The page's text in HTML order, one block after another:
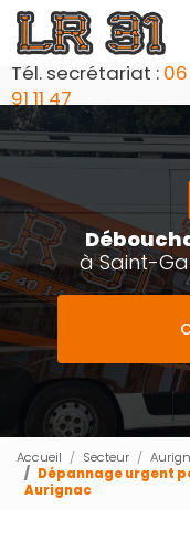
Aller
au
contenu
principal
Tél. secrétariat :
91 11 47
à Saint-
Accueil Secteur
Dépannage urgent
Aurignac